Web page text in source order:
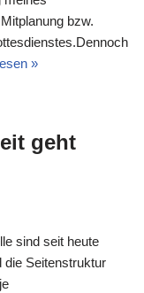
bzw.
»
geht
sind seit heute
die Seitenstruktur